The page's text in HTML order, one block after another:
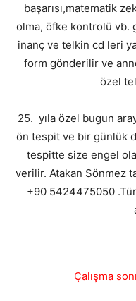
başarısı,matematik
olma, öfke kontrolü vb.
inanç ve telkin cd leri
form gönderilir ve
özel
25. yıla özel bugun
ön tespit ve bir günlük
tespitte size engel
verilir. Atakan Sönmez
+90 5424475050
Çalışma